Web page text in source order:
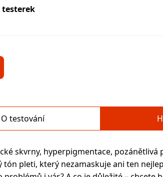
testerek
O testování
skvrny, hyperpigmentace, pozánětlivá
pleti, který nezamaskuje ani ten